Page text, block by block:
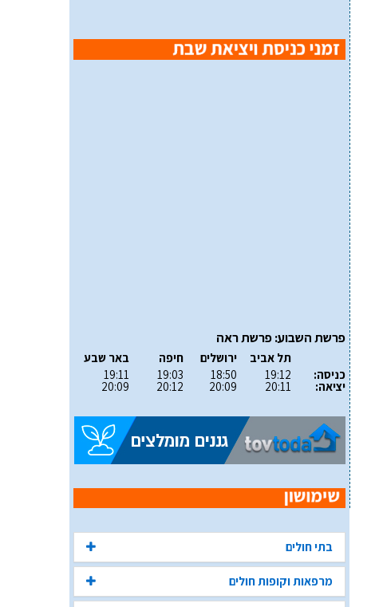
פרשת השבוע: פרשת ראה
כניסה:
יציאה:
תל אביב
19:12
20:11
ירושלים
18:50
20:09
חיפה
19:03
20:12
באר שבע
19:11
20:09
בתי חולים
מרפאות וקופות חולים